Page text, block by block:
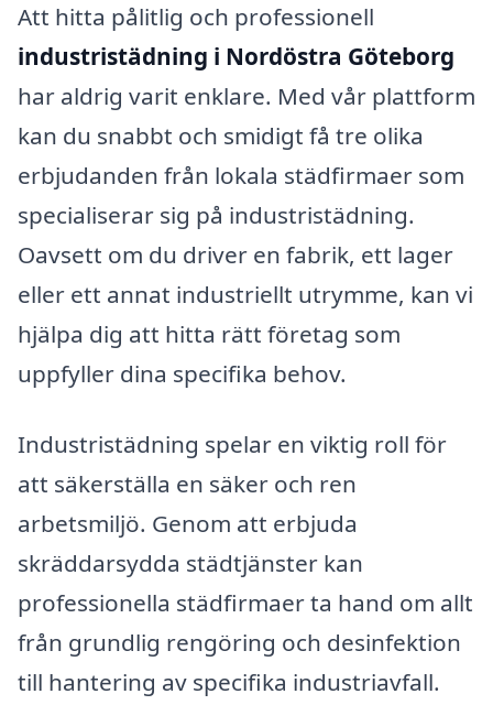
Att hitta pålitlig och professionell
industristädning i Nordöstra Göteborg
har aldrig varit enklare. Med vår plattform
kan du snabbt och smidigt få tre olika
erbjudanden från lokala städfirmaer som
specialiserar sig på industristädning.
Oavsett om du driver en fabrik, ett lager
eller ett annat industriellt utrymme, kan vi
hjälpa dig att hitta rätt företag som
uppfyller dina specifika behov.
Industristädning spelar en viktig roll för
att säkerställa en säker och ren
arbetsmiljö. Genom att erbjuda
skräddarsydda städtjänster kan
professionella städfirmaer ta hand om allt
från grundlig rengöring och desinfektion
till hantering av specifika industriavfall.